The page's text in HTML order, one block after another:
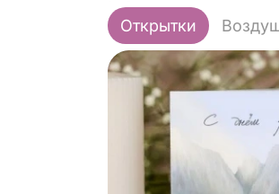
Открытки